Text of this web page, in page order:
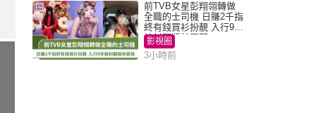
前TVB女星彭翔翎轉做
全職的士司機 日賺2千指
終有錢買衫扮靚 入行9年
被封翻版林夏薇
影視圈
3小時前